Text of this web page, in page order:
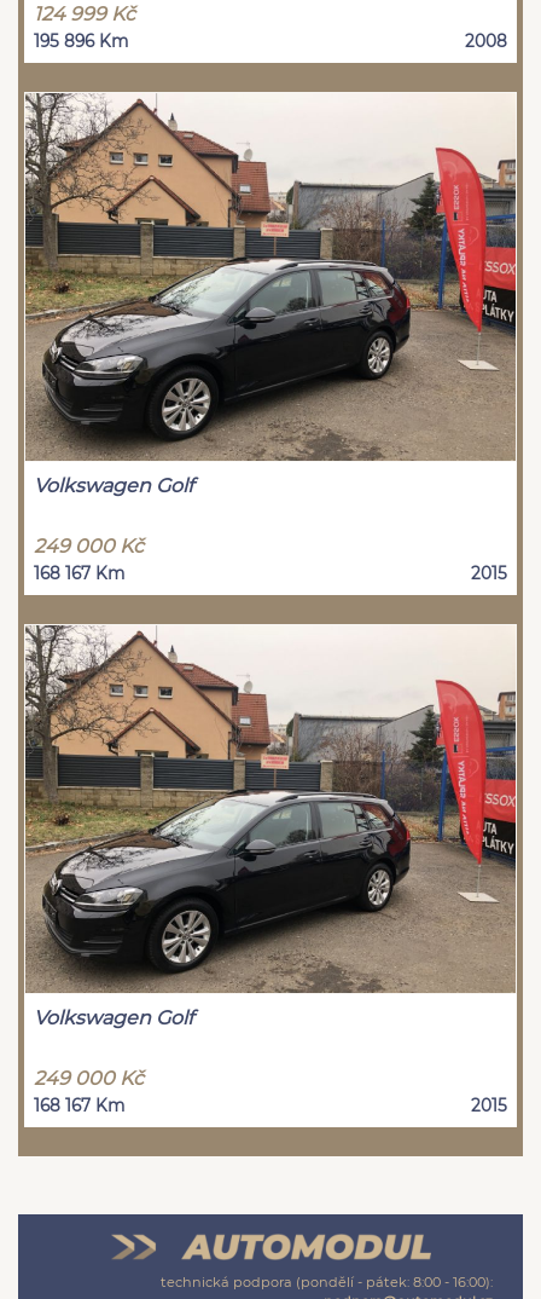
124 999 Kč
195 896 Km 2008
Volkswagen Golf
249 000 Kč
168 167 Km 2015
Volkswagen Golf
249 000 Kč
168 167 Km 2015
technická podpora (pondělí - pátek: 8:00 - 16:00):